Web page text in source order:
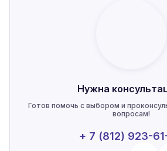
Нужна
Готов помочь с выбором и
вопросам!
+ 7 (812) 923-